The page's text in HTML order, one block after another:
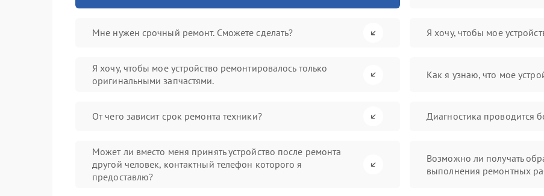
Мне нужен срочный ремонт. Сможете сделать? Я хочу, чтобы мое
Я хочу, чтобы мое устройство ремонтировалось только
оригинальными запчастями.
Как я узнаю, что мое
От чего зависит срок ремонта техники? Диагностика проводится
Может ли вместо меня принять устройство после ремонта
другой человек, контактный телефон которого я
предоставлю?
Возможно ли получать
выполнения ремонтных